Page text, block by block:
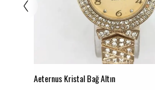
Aeternus Kristal Bağ Altın